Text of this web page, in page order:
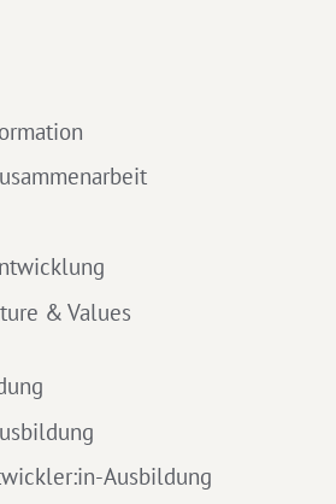
& Values
Ausbildung